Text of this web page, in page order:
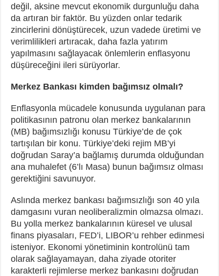
değil, aksine mevcut ekonomik durgunluğu daha
da artıran bir faktör. Bu yüzden onlar tedarik
zincirlerini dönüştürecek, uzun vadede üretimi ve
verimlilikleri artıracak, daha fazla yatırım
yapılmasını sağlayacak önlemlerin enflasyonu
düşüreceğini ileri sürüyorlar.
Merkez Bankası kimden bağımsız olmalı?
Enflasyonla mücadele konusunda uygulanan para
politikasının patronu olan merkez bankalarının
(MB) bağımsızlığı konusu Türkiye’de de çok
tartışılan bir konu. Türkiye’deki rejim MB’yi
doğrudan Saray’a bağlamış durumda olduğundan
ana muhalefet (6’lı Masa) bunun bağımsız olması
gerektiğini savunuyor.
Aslında merkez bankası bağımsızlığı son 40 yıla
damgasını vuran neoliberalizmin olmazsa olmazı.
Bu yolla merkez bankalarının küresel ve ulusal
finans piyasaları, FED’i, LIBOR’u rehber edinmesi
isteniyor. Ekonomi yönetiminin kontrolünü tam
olarak sağlayamayan, daha ziyade otoriter
karakterli rejimlerse merkez bankasını doğrudan